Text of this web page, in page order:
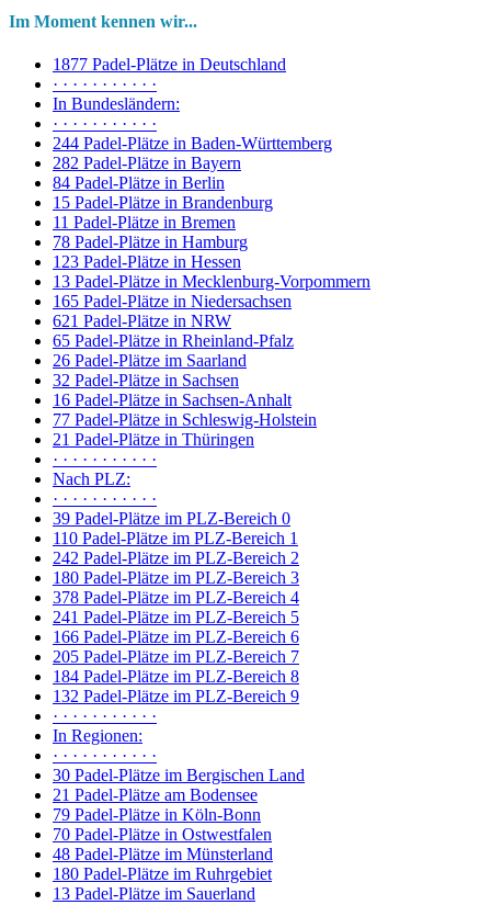
Im Moment kennen wir...
1877 Padel-Plätze in Deutschland
· · · · · · · · · · ·
In Bundesländern:
· · · · · · · · · · ·
244 Padel-Plätze in Baden-Württemberg
282 Padel-Plätze in Bayern
84 Padel-Plätze in Berlin
15 Padel-Plätze in Brandenburg
11 Padel-Plätze in Bremen
78 Padel-Plätze in Hamburg
123 Padel-Plätze in Hessen
13 Padel-Plätze in Mecklenburg-Vorpommern
165 Padel-Plätze in Niedersachsen
621 Padel-Plätze in NRW
65 Padel-Plätze in Rheinland-Pfalz
26 Padel-Plätze im Saarland
32 Padel-Plätze in Sachsen
16 Padel-Plätze in Sachsen-Anhalt
77 Padel-Plätze in Schleswig-Holstein
21 Padel-Plätze in Thüringen
· · · · · · · · · · ·
Nach PLZ:
· · · · · · · · · · ·
39 Padel-Plätze im PLZ-Bereich 0
110 Padel-Plätze im PLZ-Bereich 1
242 Padel-Plätze im PLZ-Bereich 2
180 Padel-Plätze im PLZ-Bereich 3
378 Padel-Plätze im PLZ-Bereich 4
241 Padel-Plätze im PLZ-Bereich 5
166 Padel-Plätze im PLZ-Bereich 6
205 Padel-Plätze im PLZ-Bereich 7
184 Padel-Plätze im PLZ-Bereich 8
132 Padel-Plätze im PLZ-Bereich 9
· · · · · · · · · · ·
In Regionen:
· · · · · · · · · · ·
30 Padel-Plätze im Bergischen Land
21 Padel-Plätze am Bodensee
79 Padel-Plätze in Köln-Bonn
70 Padel-Plätze in Ostwestfalen
48 Padel-Plätze im Münsterland
180 Padel-Plätze im Ruhrgebiet
13 Padel-Plätze im Sauerland